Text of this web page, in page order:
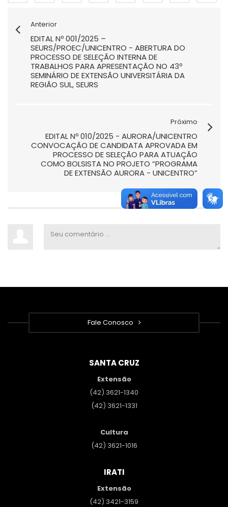
Anterior
EDITAL Nº 001/2025 –
SEURS/PROEC/UNICENTRO - ABERTURA DO
PROCESSO DE SELEÇÃO INTERNA DE
TRABALHOS PARA APRESENTAÇÃO NO 43º
SEMINÁRIO DE EXTENSÃO UNIVERSITÁRIA DA
REGIÃO SUL, SEURS
Próximo
EDITAL Nº 010/2025 - AURORA/UNICENTRO
CONVOCAÇÃO DE CANDIDATA APROVADA EM
PROCESSO DE SELEÇÃO PARA ATUAÇÃO
COMO BOLSISTA NO PROJETO “PROGRAMA
DE EXTENSÃO AURORA - UNICENTRO”
Fale Conosco
SANTA CRUZ
Extensão
(42) 3621-1340
(42) 3621-1331
Cultura
(42) 3621-1016
IRATI
Extensão
(42) 3421-3159